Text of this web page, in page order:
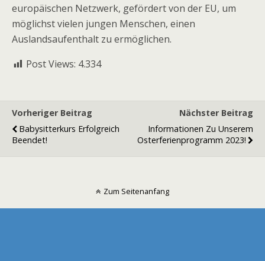
europäischen Netzwerk, gefördert von der EU, um
möglichst vielen jungen Menschen, einen
Auslandsaufenthalt zu ermöglichen.
Post Views: 4.334
Vorheriger Beitrag
Babysitterkurs Erfolgreich
Beendet!
Nächster Beitrag
Informationen Zu Unserem
Osterferienprogramm 2023!
Zum Seitenanfang